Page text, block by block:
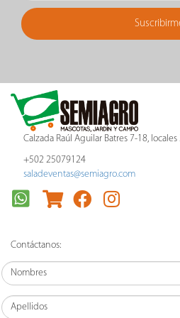
Blog
Mascotas
Jardín
Campo
Semillas
de
pasto
Calzada Raúl Aguilar Batres 7-18,
+502 25079124
saladeventas@semiagro.com
Contáctanos: